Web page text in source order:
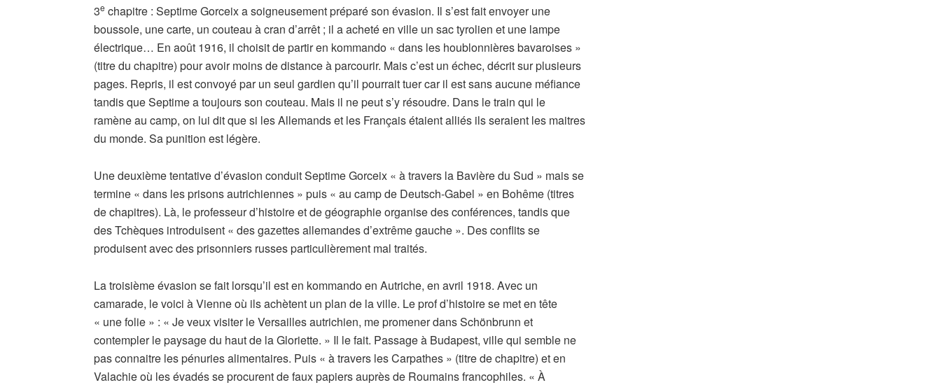
3e chapitre : Septime Gorceix a soigneusement préparé son évasion. Il s’est fait envoyer une
boussole, une carte, un couteau à cran d’arrêt ; il a acheté en ville un sac tyrolien et une lampe
électrique… En août 1916, il choisit de partir en kommando « dans les houblonnières bavaroises »
(titre du chapitre) pour avoir moins de distance à parcourir. Mais c’est un échec, décrit sur plusieurs
pages. Repris, il est convoyé par un seul gardien qu’il pourrait tuer car il est sans aucune méfiance
tandis que Septime a toujours son couteau. Mais il ne peut s’y résoudre. Dans le train qui le
ramène au camp, on lui dit que si les Allemands et les Français étaient alliés ils seraient les maitres
du monde. Sa punition est légère.
Une deuxième tentative d’évasion conduit Septime Gorceix « à travers la Bavière du Sud » mais se
termine « dans les prisons autrichiennes » puis « au camp de Deutsch-Gabel » en Bohême (titres
de chapitres). Là, le professeur d’histoire et de géographie organise des conférences, tandis que
des Tchèques introduisent « des gazettes allemandes d’extrême gauche ». Des conflits se
produisent avec des prisonniers russes particulièrement mal traités.
La troisième évasion se fait lorsqu’il est en kommando en Autriche, en avril 1918. Avec un
camarade, le voici à Vienne où ils achètent un plan de la ville. Le prof d’histoire se met en tête
« une folie » : « Je veux visiter le Versailles autrichien, me promener dans Schönbrunn et
contempler le paysage du haut de la Gloriette. » Il le fait. Passage à Budapest, ville qui semble ne
pas connaitre les pénuries alimentaires. Puis « à travers les Carpathes » (titre de chapitre) et en
Valachie où les évadés se procurent de faux papiers auprès de Roumains francophiles. « À